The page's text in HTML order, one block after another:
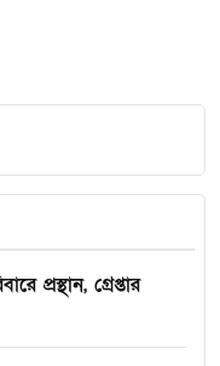
প্রস্থান, গ্রেপ্তার